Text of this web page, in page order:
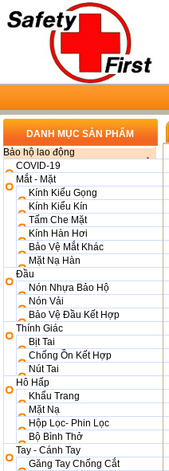
DANH MỤC SẢN PHẨM
Bảo hộ lao động
COVID-19
Mắt - Mặt
Kính Kiểu Gọng
Kính Kiểu Kín
Tấm Che Mặt
Kính Hàn Hơi
Bảo Vệ Mắt Khác
Mặt Nạ Hàn
Đầu
Nón Nhựa Bảo Hộ
Nón Vải
Bảo Vệ Đầu Kết Hợp
Thính Giác
Bịt Tai
Chống Ồn Kết Hợp
Nút Tai
Hô Hấp
Khẩu Trang
Mặt Nạ
Hộp Lọc- Phin Lọc
Bộ Bình Thở
Tay - Cánh Tay
Găng Tay Chống Cắt